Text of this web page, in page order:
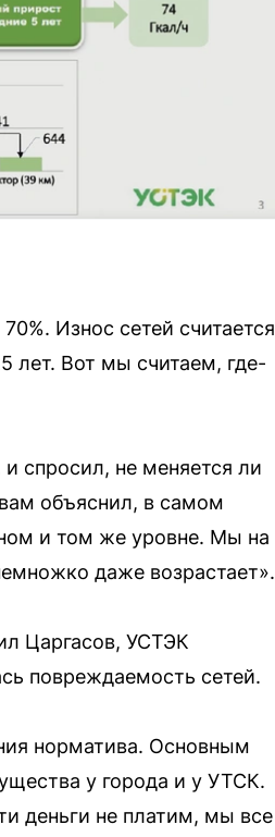
Износ сетей считается
лет. Вот мы считаем, где-
спросил, не меняется ли
объяснил, в самом
и том же уровне. Мы на
даже возрастает».
Царгасов, УСТЭК
повреждаемость сетей.
норматива. Основным
у города и у УТСК.
деньги не платим, мы все